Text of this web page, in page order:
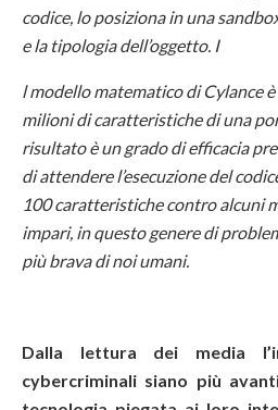
codice, lo posiziona in una
e la tipologia dell’oggetto. I
l modello matematico di Cylance
milioni di caratteristiche di una
risultato è un grado di efficacia
di attendere l’esecuzione del
100 caratteristiche contro alcuni
impari, in questo genere di
più brava di noi umani.
Dalla lettura dei media
cybercriminali siano più